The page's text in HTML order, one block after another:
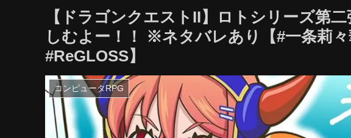
【ドラゴンクエストII】ロトシリーズ第
しむよー！！ ※ネタバレあり【#一条莉
#ReGLOSS】
コンピュータRPG